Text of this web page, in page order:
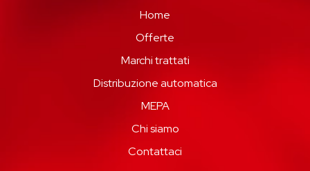
Home
Offerte
Marchi trattati
Distribuzione automatica
MEPA
Chi siamo
Contattaci